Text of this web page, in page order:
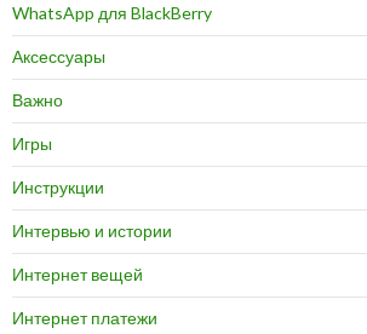
WhatsApp для BlackBerry
Аксессуары
Важно
Игры
Инструкции
Интервью и истории
Интернет вещей
Интернет платежи